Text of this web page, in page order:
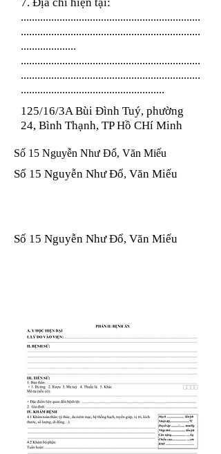
.................................................................
.................................................................
....................
.................................................................
.................................................................
....................................................
125/16/3A Bùi Đình Tuý, phường
24, Bình Thạnh, TP Hồ CHí Minh
Số 15 Nguyễn Như Đổ, Văn Miếu
Số 15 Nguyễn Như Đổ, Văn Miếu
Số 15 Nguyễn Như Đổ, Văn Miếu